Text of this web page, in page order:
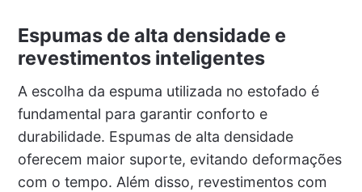
Espumas de alta densidade e
revestimentos inteligentes
A escolha da espuma utilizada no estofado é
fundamental para garantir conforto e
durabilidade. Espumas de alta densidade
oferecem maior suporte, evitando deformações
com o tempo. Além disso, revestimentos com